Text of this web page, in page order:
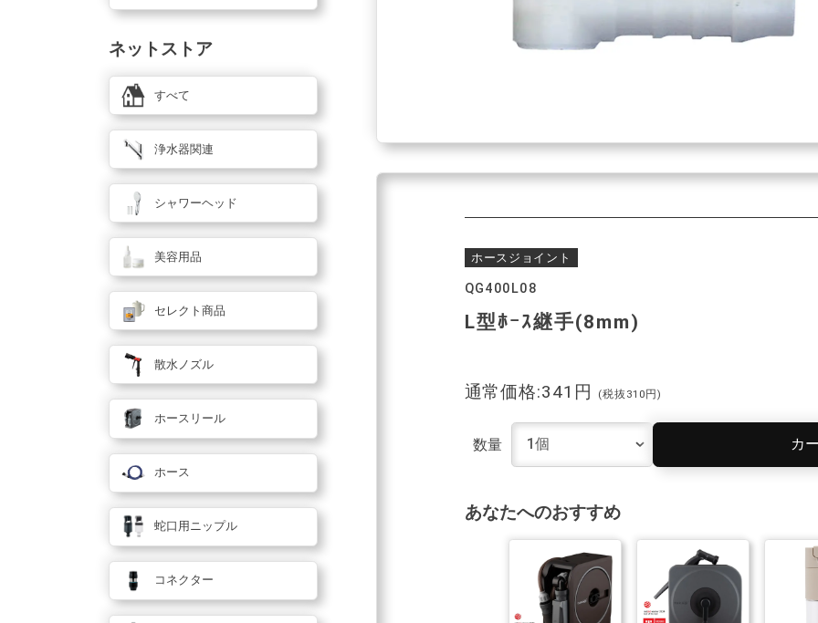
ホースジョイント
QG400L08
L型ﾎｰｽ継手(8mm)
通常価格:341円 (税抜310円)
数量 カ
あなたへのおすすめ
ネットストア
すべて
浄水器関連
シャワーヘッド
美容用品
セレクト商品
散水ノズル
ホースリール
ホース
蛇口用ニップル
コネクター